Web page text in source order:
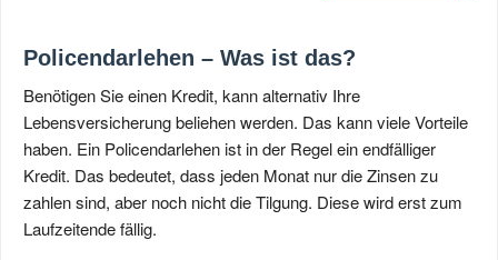
Policendarlehen – Was ist das?
Benötigen Sie einen Kredit, kann alternativ Ihre
Lebensversicherung beliehen werden. Das kann viele Vorteile
haben. Ein Policendarlehen ist in der Regel ein endfälliger
Kredit. Das bedeutet, dass jeden Monat nur die Zinsen zu
zahlen sind, aber noch nicht die Tilgung. Diese wird erst zum
Laufzeitende fällig.